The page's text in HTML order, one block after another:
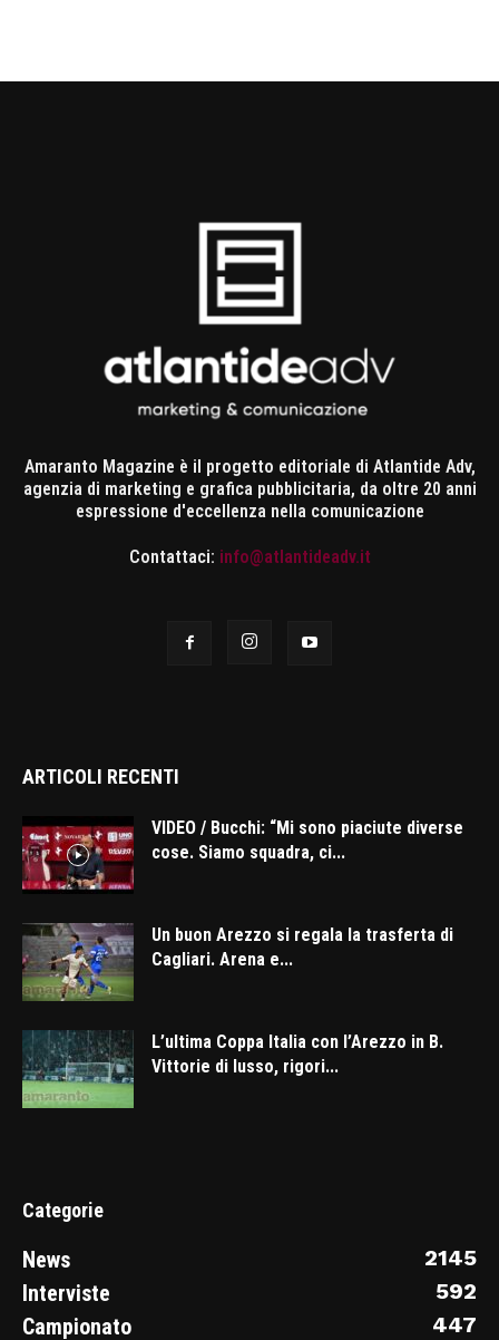
Amaranto Magazine è il progetto editoriale di Atlantide Adv,
agenzia di marketing e grafica pubblicitaria, da oltre 20 anni
espressione d'eccellenza nella comunicazione
Contattaci: info@atlantideadv.it
ARTICOLI RECENTI
VIDEO / Bucchi: “Mi sono piaciute diverse
cose. Siamo squadra, ci...
Un buon Arezzo si regala la trasferta di
Cagliari. Arena e...
L’ultima Coppa Italia con l’Arezzo in B.
Vittorie di lusso, rigori...
Categorie
News
2145
Interviste
592
Campionato
447